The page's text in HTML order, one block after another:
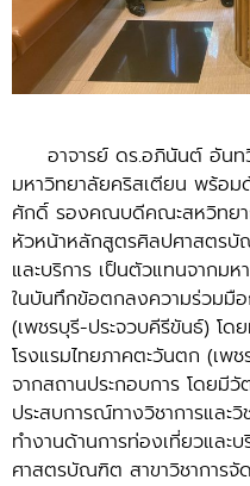
อาจารย์ ดร.อภินันต์ อันท
มหาวิทยาลัยคริสเตียน พร้อม
ศักดิ์ รองคณบดีคณะสหวิทยา
หัวหน้าหลักสูตรศิลปศาสตรบั
และบริการ เป็นตัวแทนจากม
ในบันทึกข้อตกลงความร่วมมื
(เพชรบุรี-ประจวบคีรีขันธ์)
โรงแรมไทยภาคตะวันตก (เพ
จากสถานประกอบการ โดยมี
ประสบการณ์ทางวิชาการแล
ทำงานด้านการท่องเที่ยวและ
ศาสตรบัณฑิต สาขาวิชาการจั